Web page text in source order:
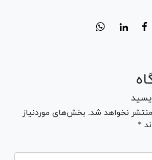
نخواهد شد. بخش‌های موردنیاز
*